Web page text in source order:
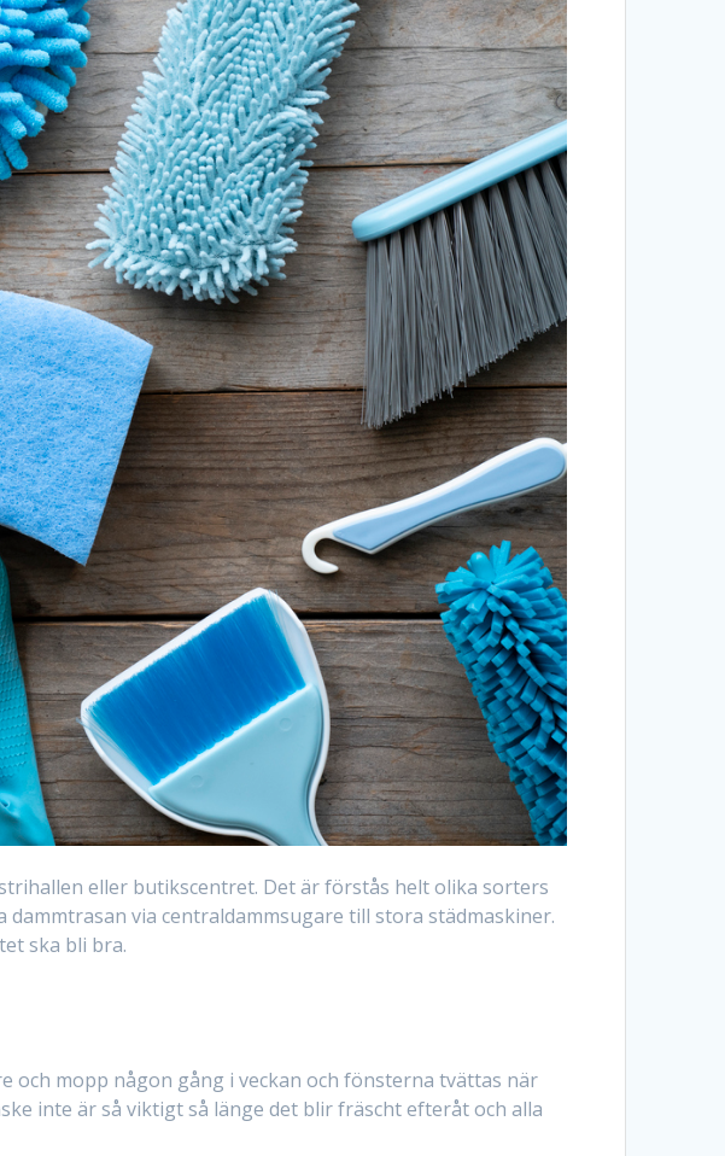
eller butikscentret. Det är förstås helt olika sorters
via centraldammsugare till stora städmaskiner.
ska bli bra.
och mopp någon gång i veckan och fönsterna tvättas när
inte är så viktigt så länge det blir fräscht efteråt och alla